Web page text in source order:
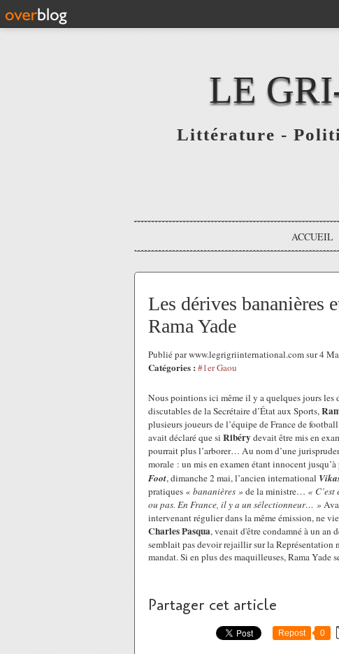
LE
Littérature -
ACCUEIL
Les dérives bananières
Rama Yade
Publié par www.legrigriinternational.com sur 4
Catégories : #1er Gaou
Nous pointions ici même il y a quelques jours les
discutables de la Secrétaire d’État aux Sports,
plusieurs joueurs de l’équipe de France de
avait déclaré que si Ribérydevait être mis en
pourrait plus l’arborer… Au nom d’une
morale : un mis en examen étant innocent
Foot, dimanche 2 mai, l’ancien international
pratiques « bananières » de la ministre… «
ou pas. En France, il y a un sélectionneur… »
intervenant régulier dans la même émission, ne
Charles Pasqua, venait d'être condamné à un an
semblait pas devoir rejaillir sur la Représentation
mandat.Si en plus des maquilleuses, Rama Yade
Partager cet article
Repost 0